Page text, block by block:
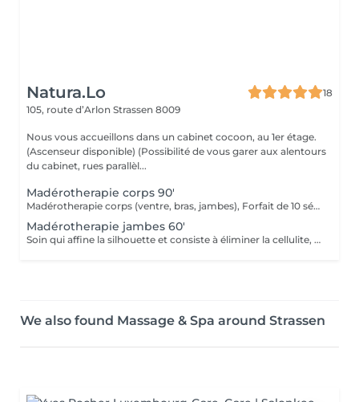
Natura.Lo
18
105, route d’Arlon Strassen 8009
Nous vous accueillons dans un cabinet cocoon, au 1er étage.
(Ascenseur disponible) (Possibilité de vous garer aux alentours
du cabinet, rues parallèl...
Madérotherapie corps 90'
Madérotherapie corps (ventre, bras, jambes), Forfait de 10 séances + 1 offerte Recommandé pour votre challenge minceur et anti-cellulite. (Ce type de massage est puissant, revigorant, et dynamique) Attention: ce massage ne convient pas aux femmes enceintes, aux personnes aux personnes ayant des problèmes cardiaque, troubles circulatoires graves aigües, infections cutanées, insuffisance rénale, pathologique lourde.
Madérotherapie jambes 60'
Soin qui affine la silhouette et consiste à éliminer la cellulite, à l'aide du bois de hêtre. ( Ce soin est recommandé sur plusieurs séances)
We also found Massage & Spa around Strassen